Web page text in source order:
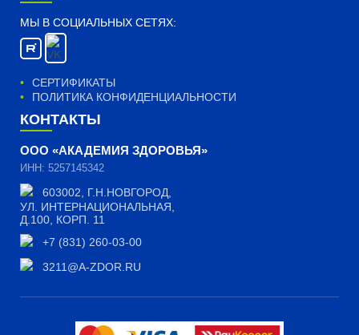
МЫ В СОЦИАЛЬНЫХ СЕТЯХ:
СЕРТИФИКАТЫ
ПОЛИТИКА КОНФИДЕНЦИАЛЬНОСТИ
КОНТАКТЫ
ООО «АКАДЕМИЯ ЗДОРОВЬЯ»
ИНН: 5257145342
603002, Г.Н.НОВГОРОД,
УЛ. ИНТЕРНАЦИОНАЛЬНАЯ,
Д.100, КОРП. 11
+7 (831) 260-03-00
3211@A-ZDOR.RU